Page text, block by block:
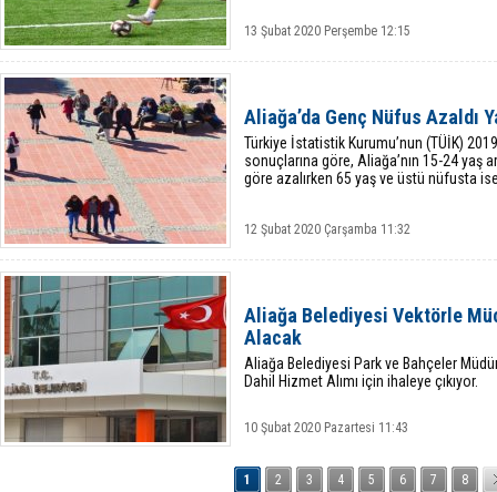
13 Şubat 2020 Perşembe 12:15
Aliağa’da Genç Nüfus Azaldı
Türkiye İstatistik Kurumu’nun (TÜİK)
sonuçlarına göre, Aliağa’nın 15-24 yaş
göre azalırken 65 yaş ve üstü nüfusta
12 Şubat 2020 Çarşamba 11:32
Aliağa Belediyesi Vektörle
Alacak
Aliağa Belediyesi Park ve Bahçeler
Dahil Hizmet Alımı için ihaleye çıkıyor.
10 Şubat 2020 Pazartesi 11:43
1 2 3 4 5 6 7 8